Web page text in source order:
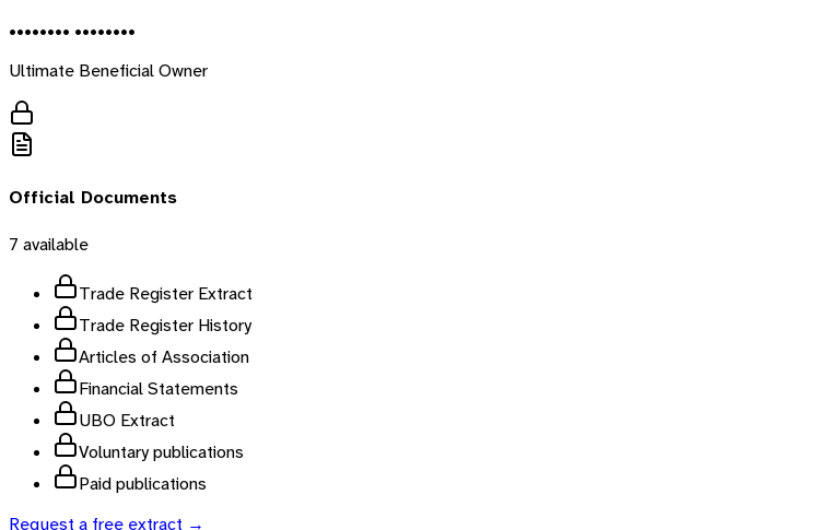
•••••••• ••••••••
Ultimate Beneficial Owner
Official Documents
7 available
Trade Register Extract
Trade Register History
Articles of Association
Financial Statements
UBO Extract
Voluntary publications
Paid publications
Request a free extract →